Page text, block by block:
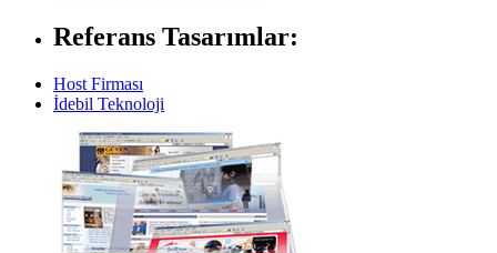
Referans Tasarımlar:
Host Firması
İdebil Teknoloji